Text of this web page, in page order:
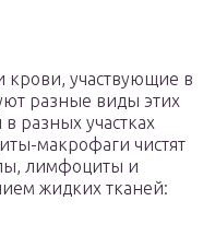
крови, участвующие в
разные виды этих
разных участках
макрофаги чистят
лимфоциты и
жидких тканей: